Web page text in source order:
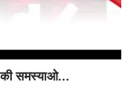
की समस्याओ...